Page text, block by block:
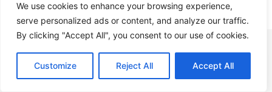
We use cookies to enhance your browsing experience,
serve personalized ads or content, and analyze our traffic.
By clicking "Accept All", you consent to our use of cookies.
Customize Reject All Accept All
EN